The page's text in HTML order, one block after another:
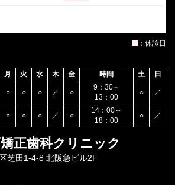
：休診日
月 火 水 木 金 時間 土 日
○ ○ ○ ／ ○
9：30～
13：00
○ ／
○ ○ ○ ／ ○
14：00～
18：00
○ ／
正歯科クリニック
芝田1-4-8 北阪急ビル2F